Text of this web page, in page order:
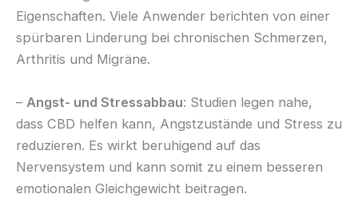
Eigenschaften. Viele Anwender berichten von einer
spürbaren Linderung bei chronischen Schmerzen,
Arthritis und Migräne.
– Angst- und Stressabbau: Studien legen nahe,
dass CBD helfen kann, Angstzustände und Stress zu
reduzieren. Es wirkt beruhigend auf das
Nervensystem und kann somit zu einem besseren
emotionalen Gleichgewicht beitragen.